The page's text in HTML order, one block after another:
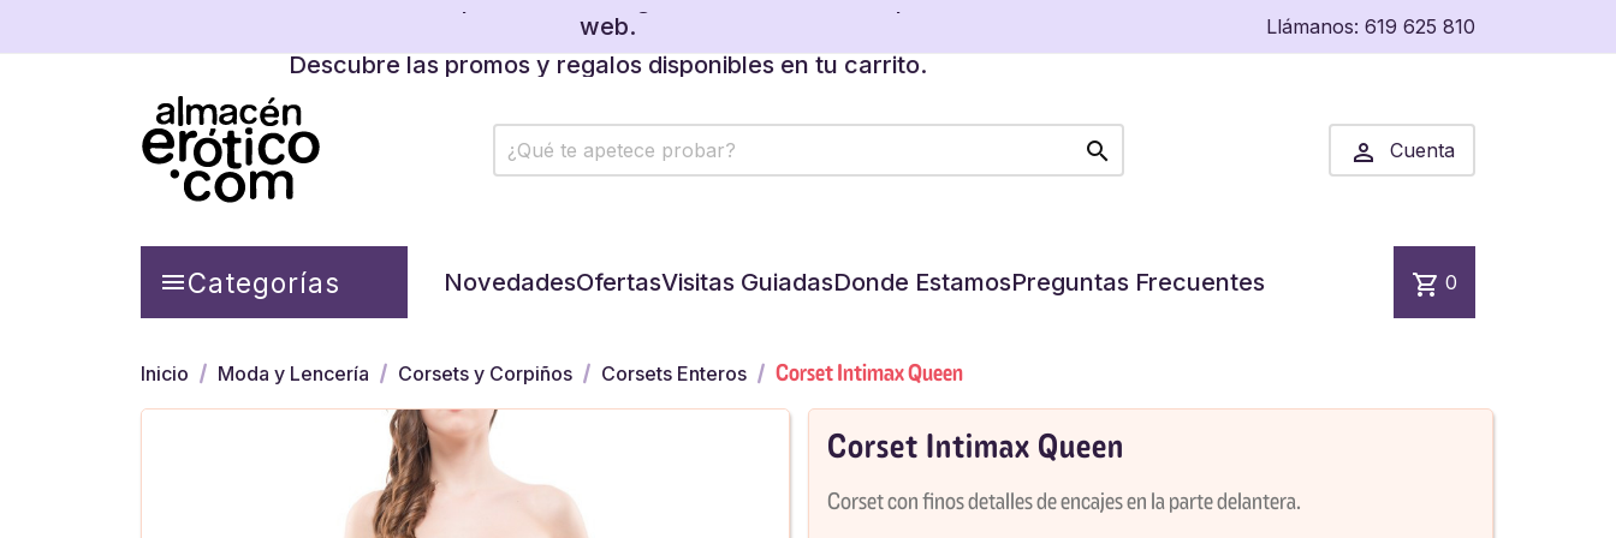
Tienda física cerrada temporalmente. Seguimos atendiendo los pedidos de la
web.
Descubre las promos y regalos disponibles en tu carrito.
Llámanos: 619 625 810
  Cuenta
Categorías NovedadesOfertasVisitas GuiadasDonde EstamosPreguntas Frecuentes shopping_cart 0
Inicio Moda y Lencería Corsets y Corpiños Corsets Enteros Corset Intimax Queen
Corset Intimax Queen
Corset con finos detalles de encajes en la parte delantera.